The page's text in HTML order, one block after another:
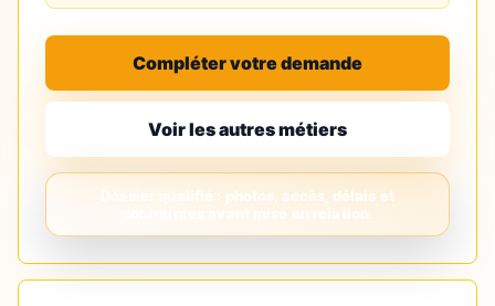
Compléter votre demande
Voir les autres métiers